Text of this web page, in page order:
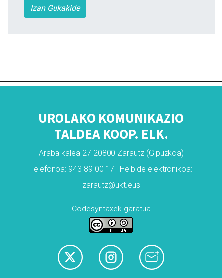
Izan Gukakide
UROLAKO KOMUNIKAZIO
TALDEA KOOP. ELK.
Araba kalea 27 20800 Zarautz (Gipuzkoa)
Telefonoa: 943 89 00 17 | Helbide elektronikoa:
zarautz@ukt.eus
Codesyntaxek garatua